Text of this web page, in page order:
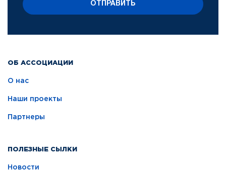
ОБ АССОЦИАЦИИ
О нас
Наши проекты
Партнеры
ПОЛЕЗНЫЕ СЫЛКИ
Новости
ОТПРАВИТЬ